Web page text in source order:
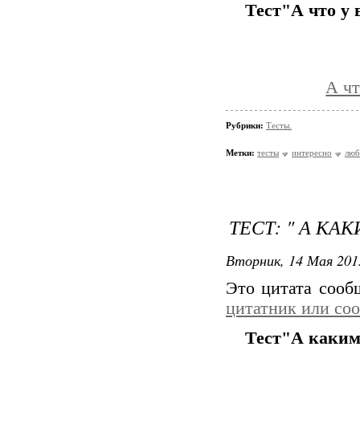
Тест"А что у
А
Рубрики: Тесты.
Метки: тесты интересно
ТЕСТ: " А
Вторник, 14 Мая
Это цитата
цитатник или
Тест"А каким